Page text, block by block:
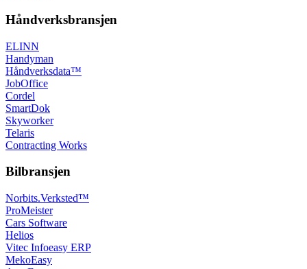
Håndverksbransjen
ELINN
Handyman
Håndverksdata™
JobOffice
Cordel
SmartDok
Skyworker
Telaris
Contracting Works
Bilbransjen
Norbits.Verksted™
ProMeister
Cars Software
Helios
Vitec Infoeasy ERP
MekoEasy